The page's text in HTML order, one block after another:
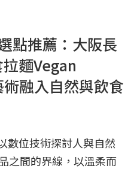
點推薦：大阪長
麵Vegan
融入自然與飲食
數位技術探討人與自然
之間的界線，以溫柔而